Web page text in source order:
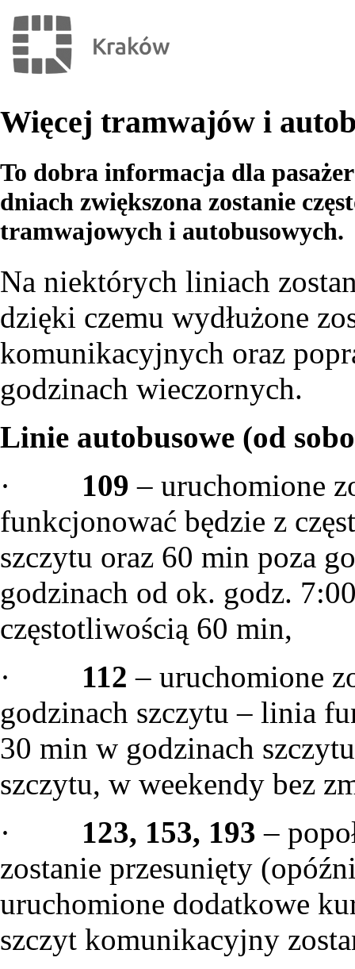
Więcej tramwajów i
To dobra informacja dla
dniach zwiększona zostanie
tramwajowych i autobusowych.
Na niektórych liniach
dzięki czemu wydłużone
komunikacyjnych oraz
godzinach wieczornych.
Linie autobusowe (od
· 109 – uruchomione
funkcjonować będzie z
szczytu oraz 60 min poza
godzinach od ok. godz.
częstotliwością 60 min,
· 112 – uruchomione
godzinach szczytu – linia
30 min w godzinach
szczytu, w weekendy bez
· 123, 153, 193 –
zostanie przesunięty
uruchomione dodatkowe
szczyt komunikacyjny